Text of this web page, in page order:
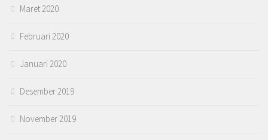
Maret 2020
Februari 2020
Januari 2020
Desember 2019
November 2019